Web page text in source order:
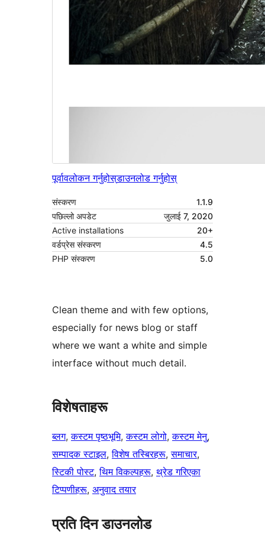
पूर्वावलोकन गर्नुहोस्डाउनलोड गर्नुहोस्
संस्करण
1.1.9
पछिल्लो अपडेट
जुलाई 7, 2020
Active installations
20+
वर्डप्रेस संस्करण
4.5
PHP संस्करण
5.0
Clean theme and with few options,
especially for news blog or staff
where we want a white and simple
interface without much detail.
विशेषताहरू
ब्लग, कस्टम पृष्ठभूमि, कस्टम लोगो, कस्टम मेनु
सम्पादक स्टाइल, विशेष तस्बिरहरू, समाचार
स्टिकी पोस्ट, थिम विकल्पहरू, थ्रेड गरिएका
टिप्पणीहरू, अनुवाद तयार
प्रति दिन डाउनलोड